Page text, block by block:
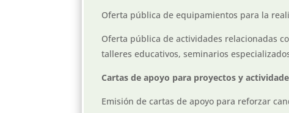
Oferta pública de equipamientos para la
Oferta pública de actividades relacionadas
talleres educativos, seminarios
Cartas de apoyo para proyectos y
Emisión de cartas de apoyo para reforzar